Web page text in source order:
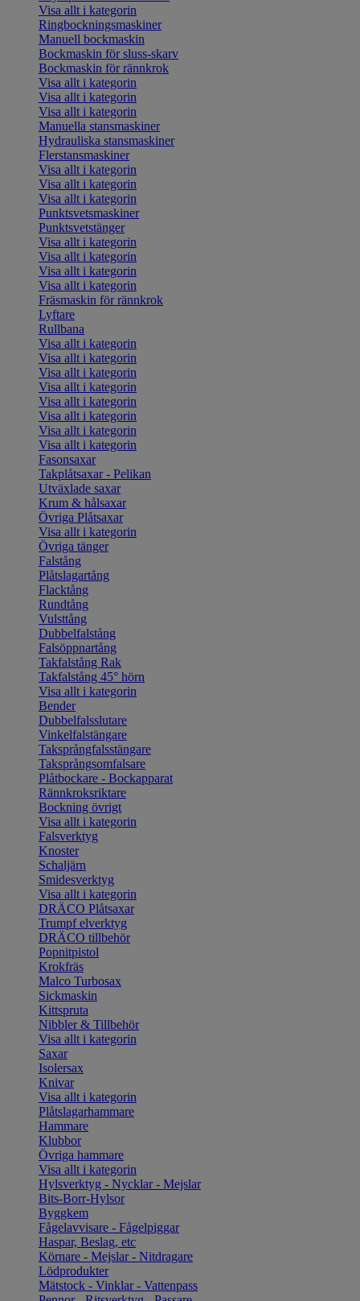
Visa allt i kategorin
Ringbockningsmaskiner
Manuell bockmaskin
Bockmaskin för sluss-skarv
Bockmaskin för rännkrok
Visa allt i kategorin
Visa allt i kategorin
Visa allt i kategorin
Manuella stansmaskiner
Hydrauliska stansmaskiner
Flerstansmaskiner
Visa allt i kategorin
Visa allt i kategorin
Visa allt i kategorin
Punktsvetsmaskiner
Punktsvetstänger
Visa allt i kategorin
Visa allt i kategorin
Visa allt i kategorin
Visa allt i kategorin
Fräsmaskin för rännkrok
Lyftare
Rullbana
Visa allt i kategorin
Visa allt i kategorin
Visa allt i kategorin
Visa allt i kategorin
Visa allt i kategorin
Visa allt i kategorin
Visa allt i kategorin
Visa allt i kategorin
Fasonsaxar
Takplåtsaxar - Pelikan
Utväxlade saxar
Krum & hålsaxar
Övriga Plåtsaxar
Visa allt i kategorin
Övriga tänger
Falstång
Plåtslagartång
Flacktång
Rundtång
Vulsttång
Dubbelfalstång
Falsöppnartång
Takfalstång Rak
Takfalstång 45° hörn
Visa allt i kategorin
Bender
Dubbelfalsslutare
Vinkelfalstängare
Taksprångfalsstängare
Taksprångsomfalsare
Plåtbockare - Bockapparat
Rännkroksriktare
Bockning övrigt
Visa allt i kategorin
Falsverktyg
Knoster
Schaljärn
Smidesverktyg
Visa allt i kategorin
DRÄCO Plåtsaxar
Trumpf elverktyg
DRÄCO tillbehör
Popnitpistol
Krokfräs
Malco Turbosax
Sickmaskin
Kittspruta
Nibbler & Tillbehör
Visa allt i kategorin
Saxar
Isolersax
Knivar
Visa allt i kategorin
Plåtslagarhammare
Hammare
Klubbor
Övriga hammare
Visa allt i kategorin
Hylsverktyg - Nycklar - Mejslar
Bits-Borr-Hylsor
Byggkem
Fågelavvisare - Fågelpiggar
Haspar, Beslag, etc
Körnare - Mejslar - Nitdragare
Lödprodukter
Mätstock - Vinklar - Vattenpass